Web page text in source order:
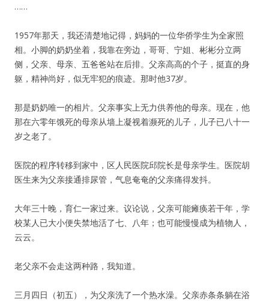
……
1957年那天，我还清楚地记得，妈妈的一位华侨学生为全家照
相。小脚的奶奶坐着，我靠在旁边，哥哥、宁姐、彬彬分立两
侧，父亲、母亲、五爸爸站在后排。父亲高高的个子，挺直的身
躯，精神尚好，似无牢犯的痕迹。那时他37岁。
那是奶奶唯一的相片。父亲事实上无力供养他的母亲。现在，他
那在六零年饿死的母亲从墙上凝视着濒死的儿子，儿子已八十一
岁之老了。
医院的程序转移到家中，区人民医院邱院长是母亲学生。医院胡
医生来为父亲接通排尿管，气息奄奄的父亲痛得发抖。
大年三十晚，育仁一家过来。议论说，父亲可能瘫痪若干年，学
校某人已大小便失禁地活了七、八年；也可能慢慢成为植物人，
云云。
老父亲不会走这两种路，我知道。
三月四日（初五），为父亲洗了一个热水澡。父亲赤条条躺在浴